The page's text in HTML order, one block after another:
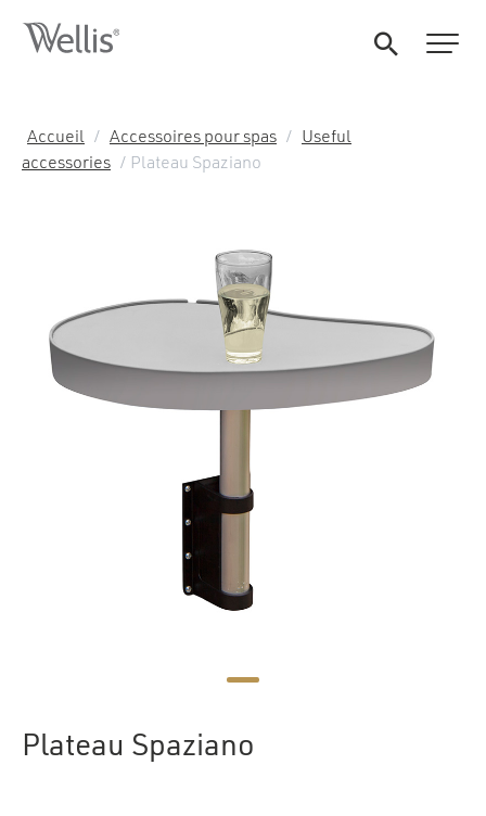
Accueil / Accessoires pour spas /
Useful
accessories / Plateau Spaziano
Plateau Spaziano